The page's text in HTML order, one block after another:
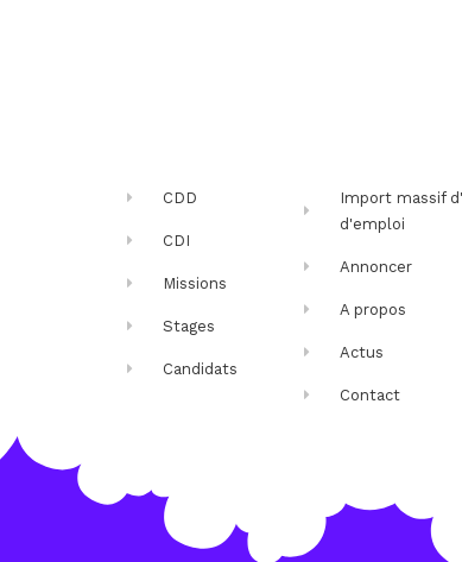
CDD
CDI
Missions
Stages
Candidats
Import massif
d'emploi
Annoncer
A propos
Actus
Contact